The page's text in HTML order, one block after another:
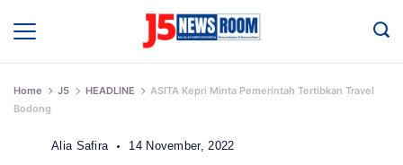
Home J5 HEADLINE
ASITA Kepri Minta Pemerintah Tertibkan Travel
Bodong
Alia Safira 14 November, 2022